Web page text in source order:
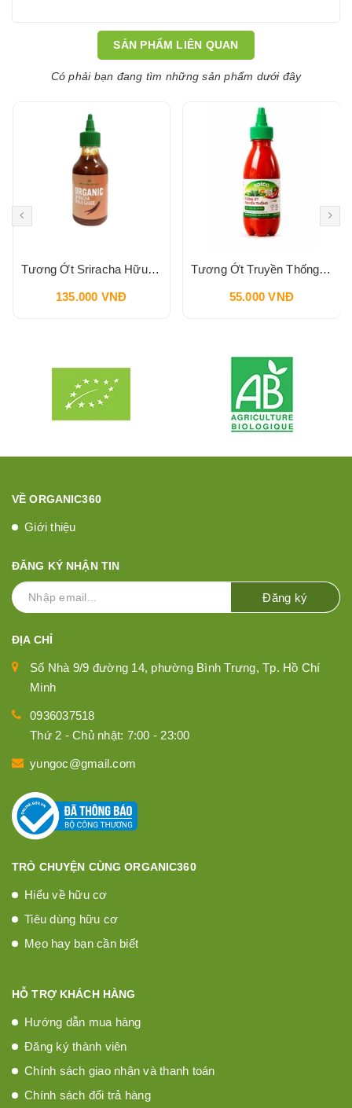
SẢN PHẨM LIÊN QUAN
Có phải bạn đang tìm những sản phẩm dưới đây
Tương Ớt Sriracha Hữu Cơ Pbfarm 230g
135.000 VNĐ
Tương Ớt Truyền Thống SPICO Sriracha Chilli Sauce 240g
55.000 VNĐ
VỀ ORGANIC360
Giới thiệu
ĐĂNG KÝ NHẬN TIN
Đăng ký
ĐỊA CHỈ
Số Nhà 9/9 đường 14, phường Bình Trưng, Tp. Hồ Chí
Minh
0936037518
Thứ 2 - Chủ nhật: 7:00 - 23:00
yungoc@gmail.com
TRÒ CHUYỆN CÙNG ORGANIC360
Hiểu về hữu cơ
Tiêu dùng hữu cơ
Mẹo hay bạn cần biết
HỖ TRỢ KHÁCH HÀNG
Hướng dẫn mua hàng
Đăng ký thành viên
Chính sách giao nhận và thanh toán
Chính sách đổi trả hàng